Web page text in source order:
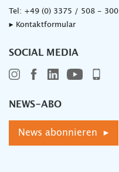
Tel: +49 (0) 3375 / 508 - 300
▸ Kontaktformular
SOCIAL MEDIA
NEWS-ABO
News abonnieren ▸